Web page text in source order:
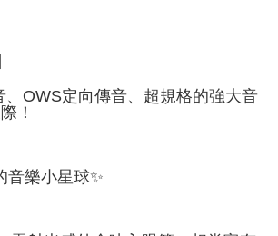
、OWS定向傳音、超規格的強大音
！
音樂小星球✨